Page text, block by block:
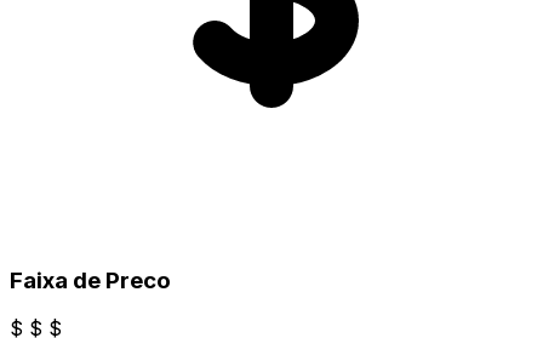
Faixa de Preco
$ $ $